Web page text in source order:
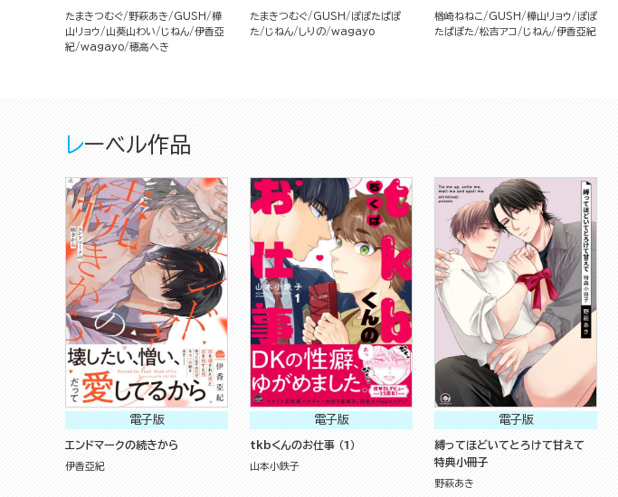
たまきつむぐ 野萩あき GUSH
樺
山リョウ
山葵山わい じねん 伊香亞
紀
wagayo 穂高へき
たまきつむぐ GUSH
ぽぽたぱぽ
た
じねん しりの wagayo
楢崎ねねこ GUSH 樺山リョウ
ぽぽ
たぱぽた
松吉アコ じねん 伊香亞紀
レーベル作品
電子版
エンドマークの続きから
伊香亞紀
電子版
tkbくんのお仕事 （1）
山本小鉄子
電子版
縛ってほどいてとろけて甘えて
特典小冊子
野萩あき